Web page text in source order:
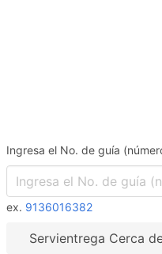
Ingresa el No. de guía
ex. 9136016382
Servientrega Cerca